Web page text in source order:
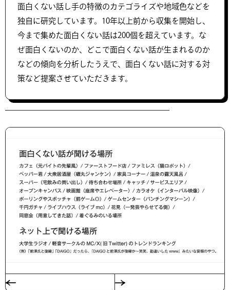
面白くない話し手の特徴のカテゴライズや地域色などを
独自に研究しています。10年以上前から収集を開始し、
今まで集めた面白くない話は200個を超えています。な
ぜ面白くないのか、どこで面白くない話が生まれるのか
などの傾向を分析したうえで、面白くない話に対する対
策など提案させていただきます。